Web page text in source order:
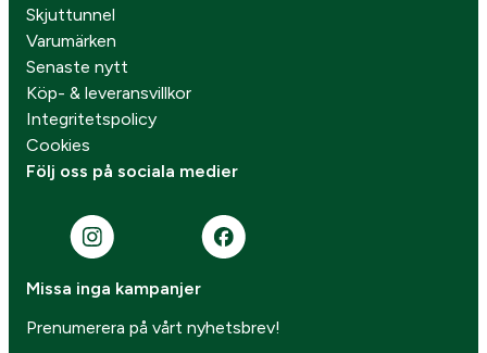
Skjuttunnel
Varumärken
Senaste nytt
Köp- & leveransvillkor
Integritetspolicy
Cookies
Följ oss på sociala medier
Missa inga kampanjer
Prenumerera på vårt nyhetsbrev!